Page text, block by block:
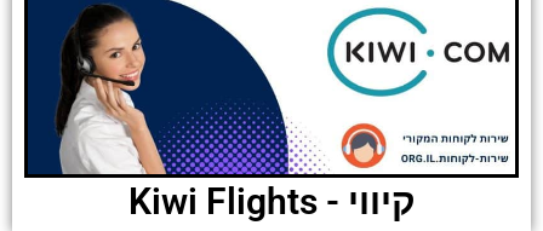
קיווי - Kiwi Flights